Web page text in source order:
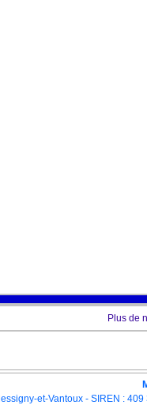
Plus de
et-Vantoux - SIREN :